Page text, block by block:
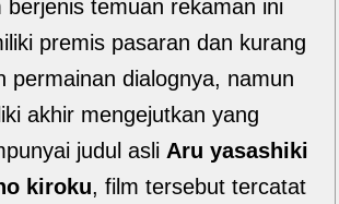
berjenis temuan rekaman ini
premis pasaran dan kurang
permainan dialognya, namun
akhir mengejutkan yang
judul asli Aru yasashiki
kiroku, film tersebut tercatat